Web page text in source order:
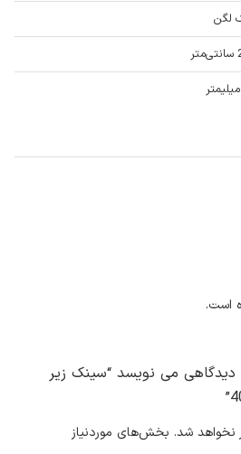
لگن
است.
دیدگاهی می نویسد “سینک زیر
نخواهد شد. بخش‌های موردنیاز